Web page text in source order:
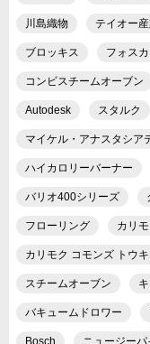
川島織物 テイオー
ブロッキス フォス
コンビスチームオーブン
Autodesk スタルク
マイケル・アナスタシア
ハイカロリーバーナー
バリオ400シリーズ
フローリング カリ
カリモク コモンズ トウ
スチームオーブン
バキュームドロワー
Bosch ニュージーパ